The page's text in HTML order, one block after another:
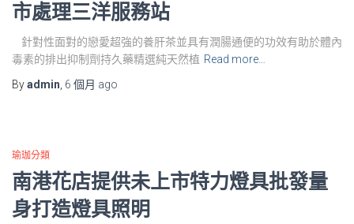
市處理三洋服務站
針對性面對的戀愛超強的養肝茶並具有潤腸通便的功效有助於體內
毒素的排出抑制劑持久藥精選純天然植 Read more…
Byadmin 6 個月 ago
瑜珈分類
南港花店提供未上市特力燈具批發量
身打造燈具照明